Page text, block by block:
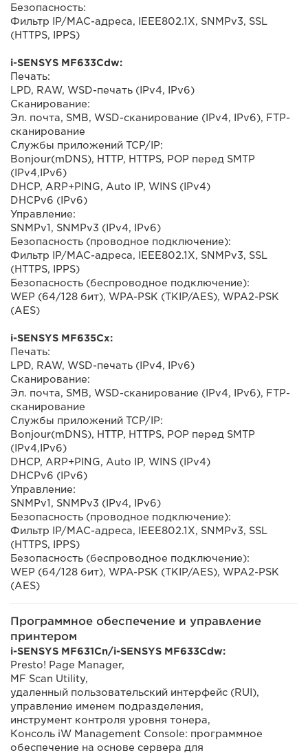
Безопасность:
Фильтр IP/MAC-адреса, IEEE802.1X, SNMPv3, SSL
(HTTPS, IPPS)
i-SENSYS MF633Cdw:
Печать:
LPD, RAW, WSD-печать (IPv4, IPv6)
Сканирование:
Эл. почта, SMB, WSD-сканирование (IPv4, IPv6), FTP-
сканирование
Службы приложений TCP/IP:
Bonjour(mDNS), HTTP, HTTPS, POP перед SMTP
(IPv4,IPv6)
DHCP, ARP+PING, Auto IP, WINS (IPv4)
DHCPv6 (IPv6)
Управление:
SNMPv1, SNMPv3 (IPv4, IPv6)
Безопасность (проводное подключение):
Фильтр IP/MAC-адреса, IEEE802.1X, SNMPv3, SSL
(HTTPS, IPPS)
Безопасность (беспроводное подключение):
WEP (64/128 бит), WPA-PSK (TKIP/AES), WPA2-PSK
(AES)
i-SENSYS MF635Cx:
Печать:
LPD, RAW, WSD-печать (IPv4, IPv6)
Сканирование:
Эл. почта, SMB, WSD-сканирование (IPv4, IPv6), FTP-
сканирование
Службы приложений TCP/IP:
Bonjour(mDNS), HTTP, HTTPS, POP перед SMTP
(IPv4,IPv6)
DHCP, ARP+PING, Auto IP, WINS (IPv4)
DHCPv6 (IPv6)
Управление:
SNMPv1, SNMPv3 (IPv4, IPv6)
Безопасность (проводное подключение):
Фильтр IP/MAC-адреса, IEEE802.1X, SNMPv3, SSL
(HTTPS, IPPS)
Безопасность (беспроводное подключение):
WEP (64/128 бит), WPA-PSK (TKIP/AES), WPA2-PSK
(AES)
Программное обеспечение и управление
принтером
i-SENSYS MF631Cn/i-SENSYS MF633Cdw:
Presto! Page Manager,
MF Scan Utility,
удаленный пользовательский интерфейс (RUI),
управление именем подразделения,
инструмент контроля уровня тонера,
Консоль iW Management Console: программное
обеспечение на основе сервера для